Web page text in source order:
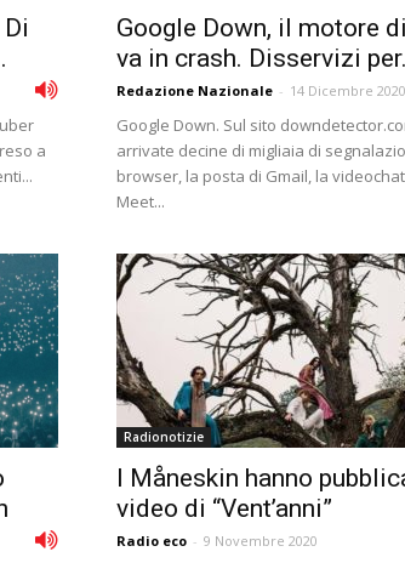
a
Google Down, il motore
va in crash. Disservizi
Redazione Nazionale - 14 Dicembre 2020
Google Down. Sul sito
arrivate decine di migliaia di
browser, la posta di Gmail, la
Meet...
Radionotizie
I Måneskin hanno
video di “Vent’anni”
Radio eco - 9 Novembre 2020